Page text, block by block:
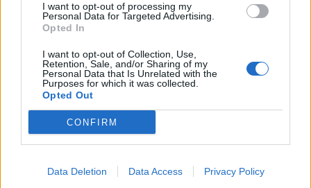
I want to opt-out of processing my
Personal Data for Targeted Advertising.
Opted In
I want to opt-out of Collection, Use,
Retention, Sale, and/or Sharing of my
Personal Data that Is Unrelated with the
Purposes for which it was collected.
Opted Out
CONFIRM
Data Deletion Data Access Privacy Policy
pažįsta kultūrinę
Klaipėdą: rezultatas
sostų karai (93)
Kultūra